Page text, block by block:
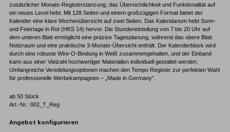
zusätzlicher Monats-Registerstanzung, das Übersichtlichkeit und Funktionalität auf
ein neues Level hebt. Mit 128 Seiten und einem großzügigen Format bietet der
Kalender eine klare Wochenübersicht auf zwei Seiten. Das Kalendarium hebt Sonn-
und Feiertage in Rot (HKS 14) hervor. Die Stundeneinteilung von 7 bis 20 Uhr auf
dem unteren Blatt ermöglicht eine präzise Tagesplanung, während das obere Blatt
Notizraum und eine praktische 3-Monats-Übersicht enthält. Der Kalenderblock wird
durch eine robuste Wire-O-Bindung in Weiß zusammengehalten, und der Einband
kann aus einer Vielzahl hochwertiger Materialien individuell gestaltet werden.
Umfangreiche Veredelungsoptionen machen den Tempo Register zur perfekten Wahl
für professionelle Werbekampagnen – „Made in Germany“.
ab 50 Stück
Art.-Nr.: 002_T_Reg
Angebot konfigurieren